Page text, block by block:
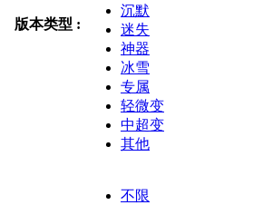
版本类型 :
沉默
迷失
神器
冰雪
专属
轻微变
中超变
其他
不限